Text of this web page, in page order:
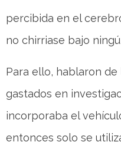
percibida en el
no chirriase bajo
Para ello, hablaron
gastados en
incorporaba el
entonces solo se